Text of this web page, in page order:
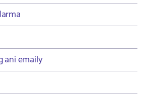
ani emaily